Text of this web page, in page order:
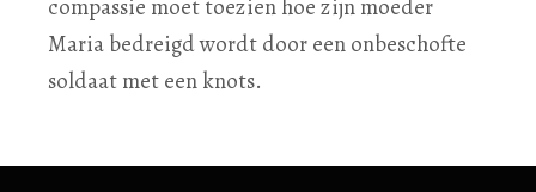
compassie moet toezien hoe zijn moeder
Maria bedreigd wordt door een onbeschofte
soldaat met een knots.